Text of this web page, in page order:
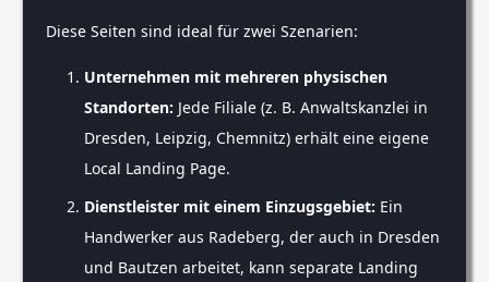
Diese Seiten sind ideal für zwei Szenarien:
Unternehmen mit mehreren physischen
Standorten: Jede Filiale (z. B. Anwaltskanzlei in
Dresden, Leipzig, Chemnitz) erhält eine eigene
Local Landing Page.
Dienstleister mit einem Einzugsgebiet: Ein
Handwerker aus Radeberg, der auch in Dresden
und Bautzen arbeitet, kann separate Landing